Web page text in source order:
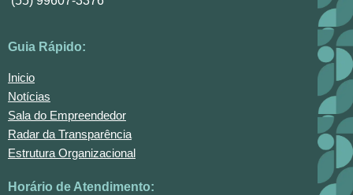
Guia Rápido:
Inicio
Notícias
Sala do Empreendedor
Radar da Transparência
Estrutura Organizacional
Horário de Atendimento: